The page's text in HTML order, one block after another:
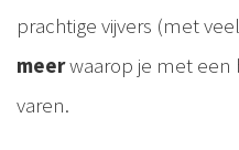
prachtige vijvers (met
meerwaarop je met een
varen.